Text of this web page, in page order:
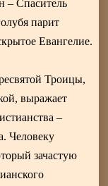
– Спаситель
парит
Евангелие.
Троицы,
выражает
–
Человеку
зачастую